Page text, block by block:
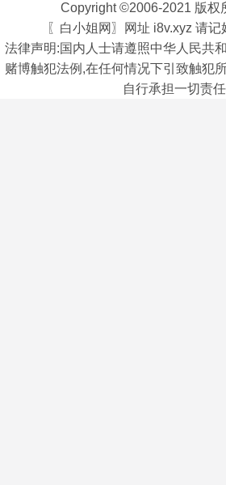
Copyright ©2006-2021 版权
〖白小姐网〗网址 i8v.xyz 请记
法律声明:国内人士请遵照中华人民共
赌博触犯法例,在任何情况下引致触犯
自行承担一切责任